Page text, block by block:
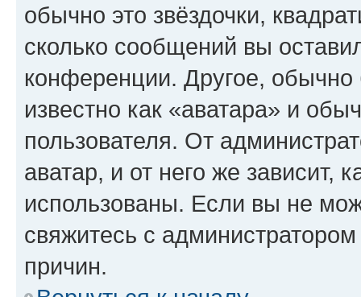
обычно это звёздочки,
сколько сообщений вы
конференции. Другое,
известно как «аватара» и
пользователя. От
аватар, и от него же зависит,
использованы. Если вы не
свяжитесь с
причин.